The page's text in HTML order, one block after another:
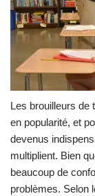
Les brouilleurs de
en popularité, et
devenus
multiplient. Bien
beaucoup de
problèmes. Selon